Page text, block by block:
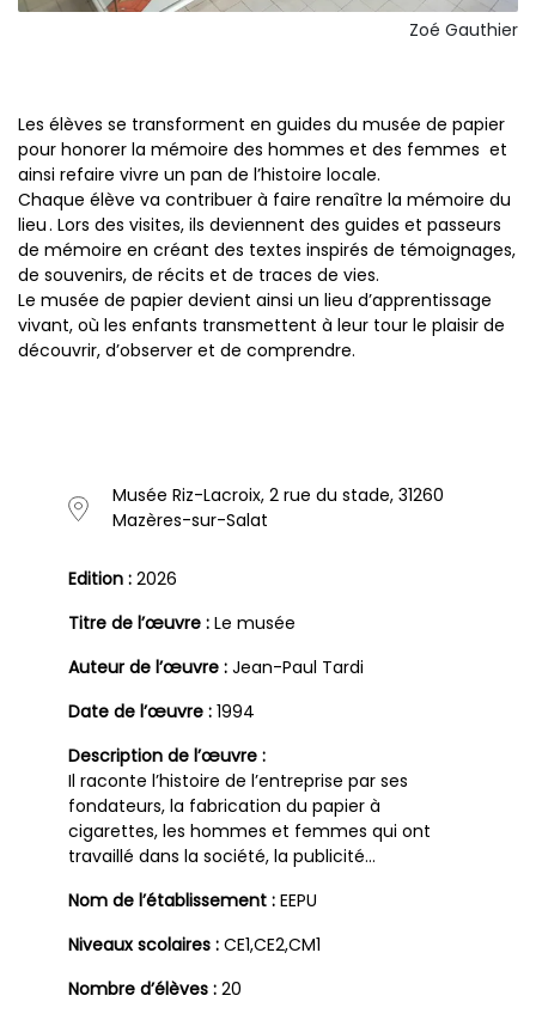
Zoé Gauthier
Les élèves se transforment en guides du musée de papier
pour honorer la mémoire des hommes et des femmes et
ainsi refaire vivre un pan de l’histoire locale.
Chaque élève va contribuer à faire renaître la mémoire du
lieu . Lors des visites, ils deviennent des guides et passeurs
de mémoire en créant des textes inspirés de témoignages,
de souvenirs, de récits et de traces de vies.
Le musée de papier devient ainsi un lieu d’apprentissage
vivant, où les enfants transmettent à leur tour le plaisir de
découvrir, d’observer et de comprendre.
Musée Riz-Lacroix, 2 rue du stade, 31260
Mazères-sur-Salat
Edition : 2026
Titre de l’œuvre : Le musée
Auteur de l’œuvre : Jean-Paul Tardi
Date de l’œuvre : 1994
Description de l’œuvre :
Il raconte l’histoire de l’entreprise par ses
fondateurs, la fabrication du papier à
cigarettes, les hommes et femmes qui ont
travaillé dans la société, la publicité…
Nom de l’établissement : EEPU
Niveaux scolaires : CE1,CE2,CM1
Nombre d’élèves : 20